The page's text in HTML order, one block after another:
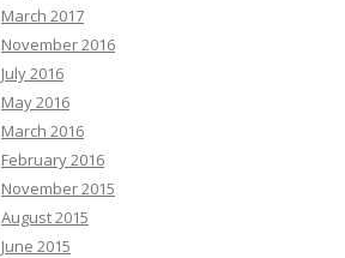
March 2017
November 2016
July 2016
May 2016
March 2016
February 2016
November 2015
August 2015
June 2015